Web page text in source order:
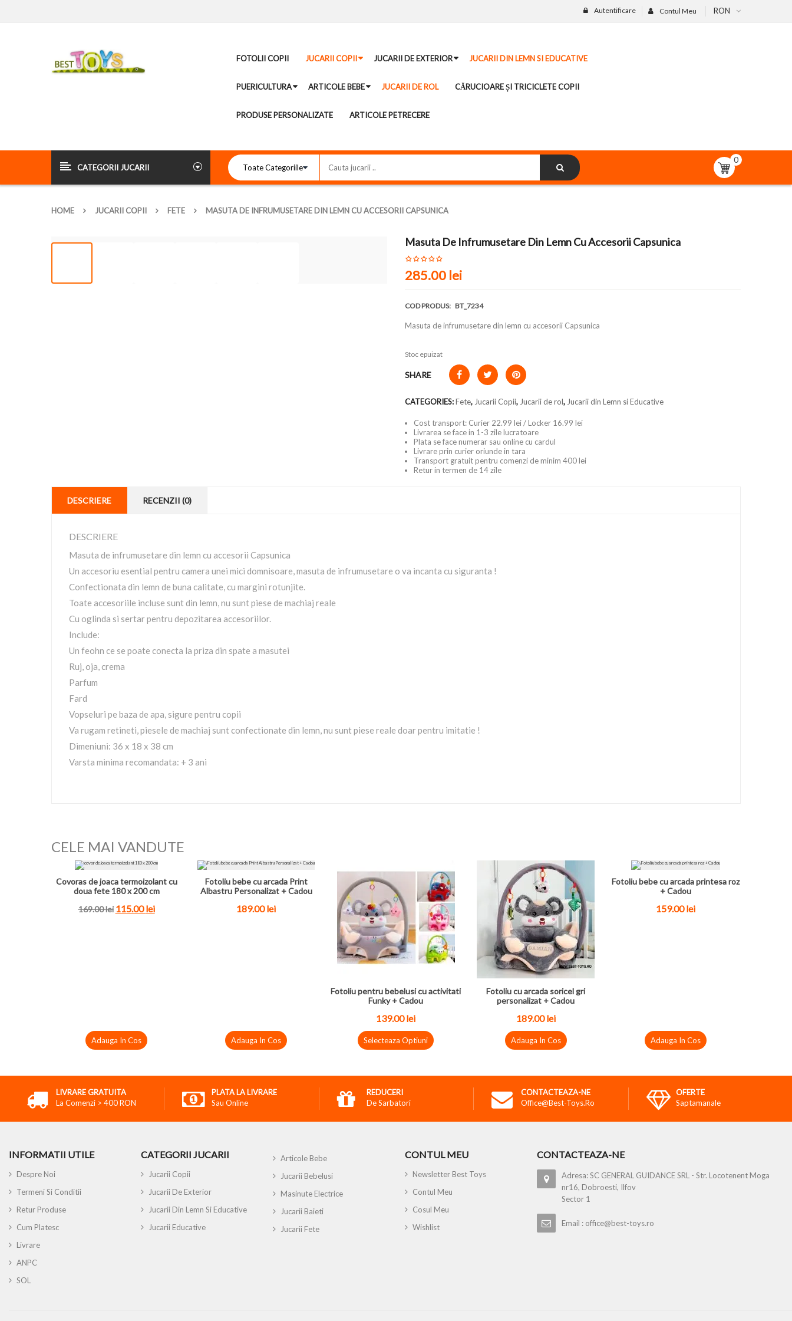
RON
Contul Meu
Autentificare
FOTOLII COPII JUCARII COPII JUCARII DE EXTERIOR JUCARII DIN LEMN SI EDUCATIVE
PUERICULTURA ARTICOLE BEBE JUCARII DE ROL CĂRUCIOARE ȘI TRICICLETE COPII
PRODUSE PERSONALIZATE ARTICOLE PETRECERE
CATEGORII JUCARII
0
HOME JUCARII COPII FETE MASUTA DE INFRUMUSETARE DIN LEMN CU ACCESORII CAPSUNICA
Masuta De Infrumusetare Din Lemn Cu Accesorii Capsunica
285.00 lei
COD PRODUS: BT_7234
Masuta de infrumusetare din lemn cu accesorii Capsunica
Stoc epuizat
SHARE
CATEGORIES:Fete, Jucarii Copii, Jucarii de rol, Jucarii din Lemn si Educative
Cost transport: Curier 22.99 lei / Locker 16.99 lei
Livrarea se face in 1-3 zile lucratoare
Plata se face numerar sau online cu cardul
Livrare prin curier oriunde in tara
Transport gratuit pentru comenzi de minim 400 lei
Retur in termen de 14 zile
DESCRIERE RECENZII (0)
DESCRIERE
Masuta de infrumusetare din lemn cu accesorii Capsunica
Un accesoriu esential pentru camera unei mici domnisoare, masuta de infrumusetare o va incanta cu siguranta !
Confectionata din lemn de buna calitate, cu margini rotunjite.
Toate accesoriile incluse sunt din lemn, nu sunt piese de machiaj reale
Cu oglinda si sertar pentru depozitarea accesoriilor.
Include:
Un feohn ce se poate conecta la priza din spate a masutei
Ruj, oja, crema
Parfum
Fard
Vopseluri pe baza de apa, sigure pentru copii
Va rugam retineti, piesele de machiaj sunt confectionate din lemn, nu sunt piese reale doar pentru imitatie !
Dimeniuni: 36 x 18 x 38 cm
Varsta minima recomandata: + 3 ani
CELE MAI VANDUTE
Covoras de joaca termoizolant cu
doua fete 180 x 200 cm
169.00lei 115.00lei
Adauga In Cos
Fotoliu bebe cu arcada Print
Albastru Personalizat + Cadou
189.00lei
Adauga In Cos
Fotoliu pentru bebelusi cu activitati
Funky + Cadou
139.00lei
Selecteaza Optiuni
Fotoliu cu arcada soricel gri
personalizat + Cadou
189.00lei
Adauga In Cos
Fotoliu bebe cu arcada printesa roz
+ Cadou
159.00lei
Adauga In Cos
LIVRARE GRATUITA
La Comenzi > 400 RON
PLATA LA LIVRARE
Sau Online
REDUCERI
De Sarbatori
CONTACTEAZA-NE
Office@best-Toys.ro
OFERTE
Saptamanale
INFORMATII UTILE
Despre Noi
Termeni Si Conditii
Retur Produse
Cum Platesc
Livrare
ANPC
SOL
CATEGORII JUCARII
Jucarii Copii
Jucarii De Exterior
Jucarii Din Lemn Si Educative
Jucarii Educative
Articole Bebe
Jucarii Bebelusi
Masinute Electrice
Jucarii Baieti
Jucarii Fete
CONTUL MEU
Newsletter Best Toys
Contul Meu
Cosul Meu
Wishlist
CONTACTEAZA-NE
Adresa: SC GENERAL GUIDANCE SRL - Str. Locotenent Moga
nr16, Dobroesti, Ilfov
Sector 1
Email : office@best-toys.ro